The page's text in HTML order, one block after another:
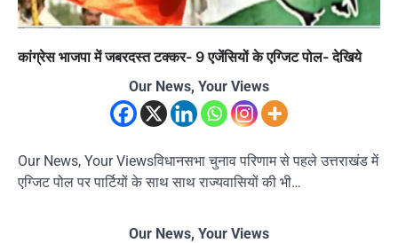
कांग्रेस भाजपा में जबरदस्त टक्कर- 9 एजेंसियों के एग्जिट पोल- देखिये
Our News, Your Views
Our News, Your Viewsविधानसभा चुनाव परिणाम से पहले उत्तराखंड में
एग्जिट पोल पर पार्टियों के साथ साथ राज्यवासियों की भी…
Our News, Your Views